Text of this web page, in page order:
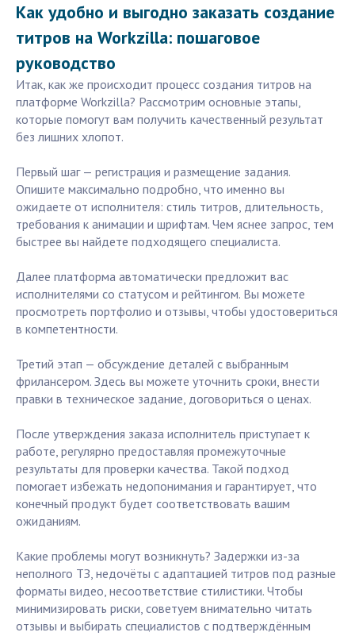
Как удобно и выгодно заказать создание
титров на Workzilla: пошаговое
руководство
Итак, как же происходит процесс создания титров на
платформе Workzilla? Рассмотрим основные этапы,
которые помогут вам получить качественный результат
без лишних хлопот.
Первый шаг — регистрация и размещение задания.
Опишите максимально подробно, что именно вы
ожидаете от исполнителя: стиль титров, длительность,
требования к анимации и шрифтам. Чем яснее запрос, тем
быстрее вы найдете подходящего специалиста.
Далее платформа автоматически предложит вас
исполнителями со статусом и рейтингом. Вы можете
просмотреть портфолио и отзывы, чтобы удостовериться
в компетентности.
Третий этап — обсуждение деталей с выбранным
фрилансером. Здесь вы можете уточнить сроки, внести
правки в техническое задание, договориться о ценах.
После утверждения заказа исполнитель приступает к
работе, регулярно предоставляя промежуточные
результаты для проверки качества. Такой подход
помогает избежать недопонимания и гарантирует, что
конечный продукт будет соответствовать вашим
ожиданиям.
Какие проблемы могут возникнуть? Задержки из-за
неполного ТЗ, недочёты с адаптацией титров под разные
форматы видео, несоответствие стилистики. Чтобы
минимизировать риски, советуем внимательно читать
отзывы и выбирать специалистов с подтверждённым